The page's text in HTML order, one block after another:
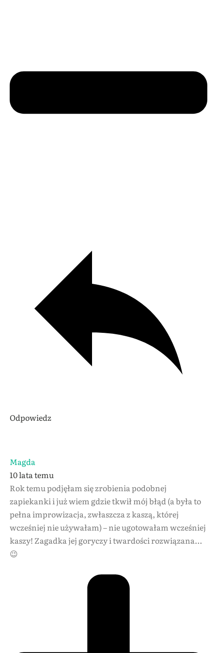
Odpowiedz
Magda
10 lata temu
Rok temu podjęłam się zrobienia podobnej
zapiekanki i już wiem gdzie tkwił mój błąd (a była to
pełna improwizacja, zwłaszcza z kaszą, której
wcześniej nie używałam) – nie ugotowałam wcześniej
kaszy! Zagadka jej goryczy i twardości rozwiązana…
😉